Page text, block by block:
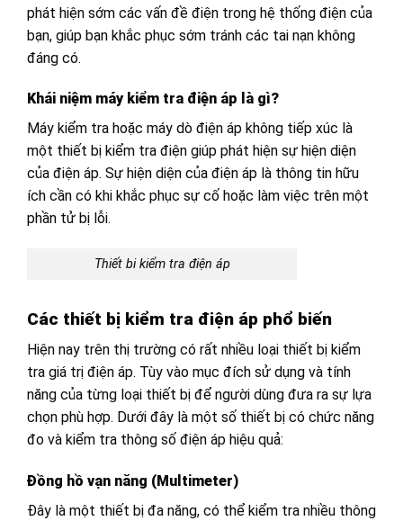
phát hiện sớm các vấn đề điện trong hệ thống điện của
bạn, giúp bạn khắc phục sớm tránh các tai nạn không
đáng có.
Khái niệm máy kiểm tra điện áp là gì?
Máy kiểm tra hoặc máy dò điện áp không tiếp xúc là
một thiết bị kiểm tra điện giúp phát hiện sự hiện diện
của điện áp. Sự hiện diện của điện áp là thông tin hữu
ích cần có khi khắc phục sự cố hoặc làm việc trên một
phần tử bị lỗi.
Thiết bi kiểm tra điện áp
Các thiết bị kiểm tra điện áp phổ biến
Hiện nay trên thị trường có rất nhiều loại thiết bị kiểm
tra giá trị điện áp. Tùy vào mục đích sử dụng và tính
năng của từng loại thiết bị để người dùng đưa ra sự lựa
chọn phù hợp. Dưới đây là một số thiết bị có chức năng
đo và kiểm tra thông số điện áp hiệu quả:
Đồng hồ vạn năng (Multimeter)
Đây là một thiết bị đa năng, có thể kiểm tra nhiều thông